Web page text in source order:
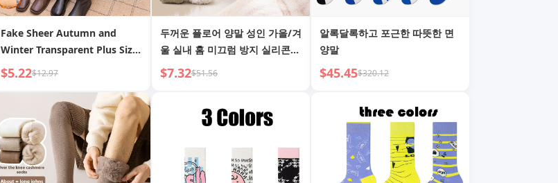
Fake Sheer Autumn and
Winter Transparent Plus Size
Leggings Fleece Lined
Women s Flight Attendant
Gray Bare Leg Thickened
Pantyhose Women
$5.22$12.97
두꺼운 플로어 양말 성인 가을/겨
울 실내 홈 미끄럼 방지 실리콘
램스울 양말 여성 플러스 벨벳 스
노우 양말
$7.32$51.56
알록달록하고 포근한 따뜻한 면
양말
$45.45$320.12